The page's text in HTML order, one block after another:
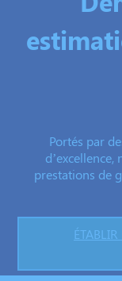
Portés par
prestations de